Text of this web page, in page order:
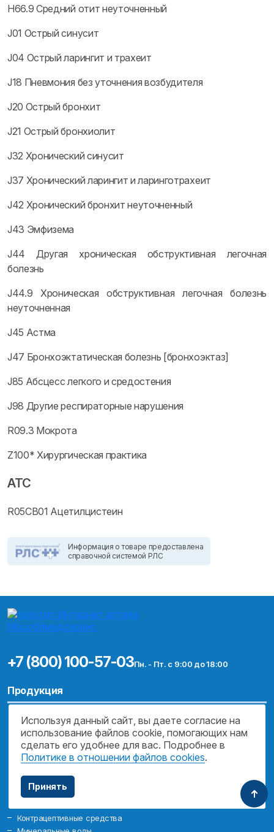
H66.9 Средний отит неуточненный
J01 Острый синусит
J04 Острый ларингит и трахеит
J18 Пневмония без уточнения возбудителя
J20 Острый бронхит
J21 Острый бронхиолит
J32 Хронический синусит
J37 Хронический ларингит и ларинготрахеит
J42 Хронический бронхит неуточненный
J43 Эмфизема
J44 Другая хроническая обструктивная легочная
болезнь
J44.9 Хроническая обструктивная легочная болезнь
неуточненная
J45 Астма
J47 Бронхоэктатическая болезнь [бронхоэктаз]
J85 Абсцесс легкого и средостения
J98 Другие респираторные нарушения
R09.3 Мокрота
Z100* Хирургическая практика
ATC
R05CB01 Ацетилцистеин
Информация о товаре предоставлена
справочной системой РЛС
+7 (800) 100-57-03Пн. - Пт. с 9:00 до 18:00
Продукция
Ароматерапия
Лекарственные средства
Борьба с вредными привычками
Косметические средства
Биологически активные добавки
Продукты питания
Контрацептивные средства
Используя данный сайт, вы даете согласие на
использование файлов cookie, помогающих нам
сделать его удобнее для вас. Подробнее в
Политике в отношении файлов cookies.
Принять